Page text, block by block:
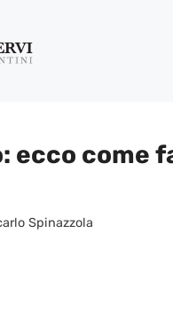
ecco come
Spinazzola